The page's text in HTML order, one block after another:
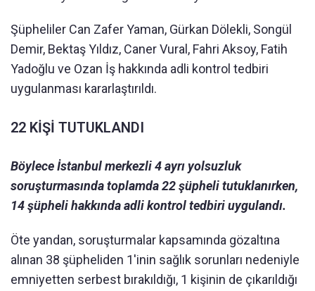
Şüpheliler Can Zafer Yaman, Gürkan Dölekli, Songül
Demir, Bektaş Yıldız, Caner Vural, Fahri Aksoy, Fatih
Yadoğlu ve Ozan İş hakkında adli kontrol tedbiri
uygulanması kararlaştırıldı.
22 KİŞİ TUTUKLANDI
Böylece İstanbul merkezli 4 ayrı yolsuzluk
soruşturmasında toplamda 22 şüpheli tutuklanırken,
14 şüpheli hakkında adli kontrol tedbiri uygulandı.
Öte yandan, soruşturmalar kapsamında gözaltına
alınan 38 şüpheliden 1'inin sağlık sorunları nedeniyle
emniyetten serbest bırakıldığı, 1 kişinin de çıkarıldığı